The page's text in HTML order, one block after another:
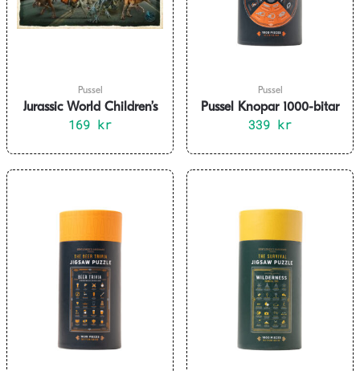
Pussel
Jurassic World Children’s
Jigsaw Puzzle XXL Life
169 kr
Pussel
Pussel Knopar 1000-bitar
339 kr